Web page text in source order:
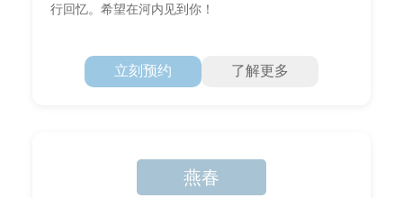
行回忆。希望在河内见到你！
立刻预约 了解更多
燕春